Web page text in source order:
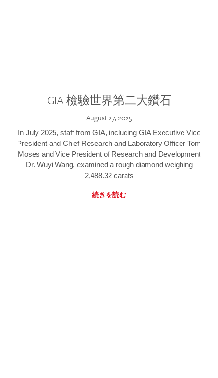
GIA 檢驗世界第二大鑽石
August 27, 2025
In July 2025, staff from GIA, including GIA Executive Vice
President and Chief Research and Laboratory Officer Tom
Moses and Vice President of Research and Development
Dr. Wuyi Wang, examined a rough diamond weighing
2,488.32 carats
続きを読む